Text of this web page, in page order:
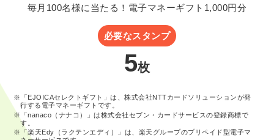
毎月100名様に当たる！電子マネーギフト1,000円分
必要なスタンプ
5枚
※「EJOICAセレクトギフト」は、株式会社NTTカードソリューションが発
行する電子マネーギフトです。
※「nanaco（ナナコ）」は株式会社セブン・カードサービスの登録商標で
す。
※「楽天Edy（ラクテンエディ）」は、楽天グループのプリペイド型電子マ